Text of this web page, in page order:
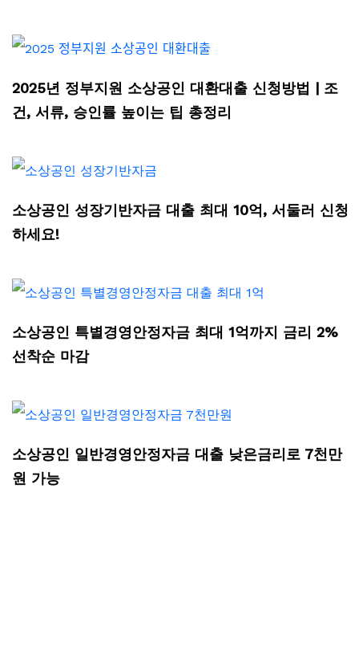
2025년 정부지원 소상공인 대환대출 신청방법 | 조
건, 서류, 승인률 높이는 팁 총정리
소상공인 성장기반자금 대출 최대 10억, 서둘러 신청
하세요!
소상공인 특별경영안정자금 최대 1억까지 금리 2%
선착순 마감
소상공인 일반경영안정자금 대출 낮은금리로 7천만
원 가능